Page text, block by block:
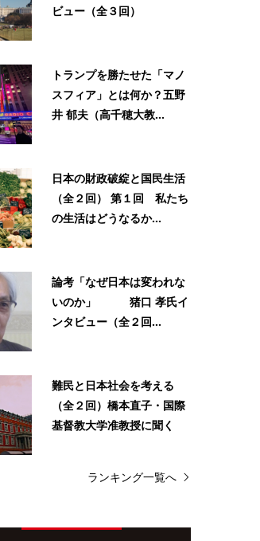
ビュー（全３回）
トランプを勝たせた「マノ
スフィア」とは何か？五野
井 郁夫（高千穂大教...
日本の財政破綻と国民生活
（全２回） 第１回 私たち
の生活はどうなるか...
論考「なぜ日本は変われな
いのか」 猪口 孝氏イ
ンタビュー（全２回...
難民と日本社会を考える
（全２回）橋本直子・国際
基督教大学准教授に聞く
ランキング一覧へ